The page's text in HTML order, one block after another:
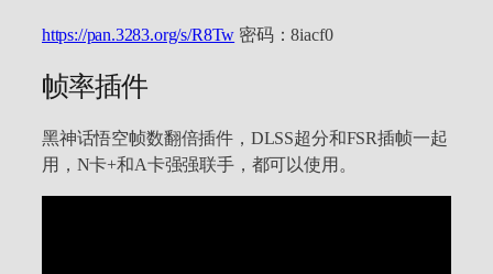
https://pan.3283.org/s/R8Tw 密码：8iacf0
帧率插件
黑神话悟空帧数翻倍插件，DLSS超分和FSR插帧一起
用，N卡+和A卡强强联手，都可以使用。